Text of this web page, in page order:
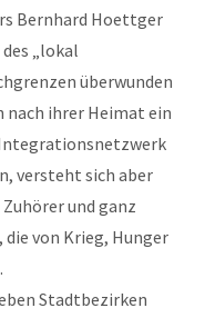
Bernhard Hoettger
„lokal
überwunden
nach ihrer Heimat ein
versteht sich aber
und ganz
von Krieg, Hunger
Stadtbezirken